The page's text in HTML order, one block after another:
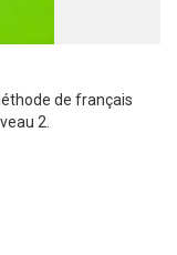
de français
2.